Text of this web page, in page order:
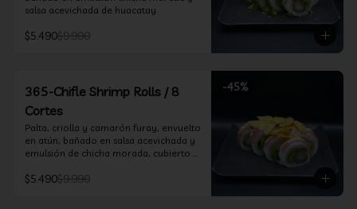
salsa acevichada de huacatay
$5.490$9.990
-45%
365-Chifle Shrimp Rolls / 8
Cortes
Palta, criolla y camarón furay, envuelto
en atún, bañado en salsa acevichada y
emulsión de chicha morada, cubierto
$5.490$9.990